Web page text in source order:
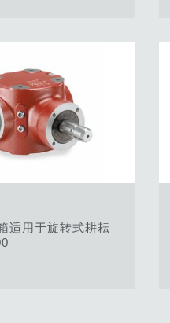
适用于旋转式耕耘